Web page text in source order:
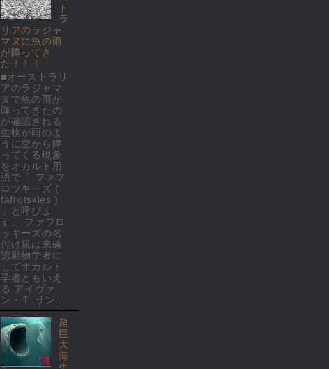
ト
ラ
リアのラジャ
マヌに魚の雨
が降ってき
た！！！
■オーストラリ
アのラジャマ
ヌで魚の雨が
降ってきたの
が確認される
生物が雨のよ
うに空から降
ってくる現象
をオカルト用
語で「 ファフ
ロツキーズ (
fafrotskies )
」と呼びま
す。 ファフロ
ッキーズの名
付け親は未確
認動物学者に
してオカルト
学者ともいえ
る アイヴァ
ン・Ｔ.サン...
超
巨
大
海
生